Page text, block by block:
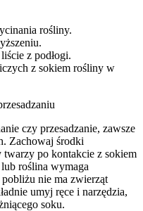
rośliny.
z podłogi.
z sokiem rośliny w
czy przesadzanie, zawsze
Zachowaj środki
twarzy po kontakcie z sokiem
roślina wymaga
nie ma zwierząt
umyj ręce i narzędzia,
soku.